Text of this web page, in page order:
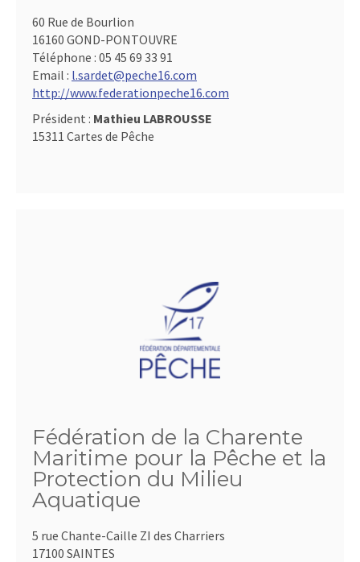
60 Rue de Bourlion
16160 GOND-PONTOUVRE
Téléphone : 05 45 69 33 91
Email : l.sardet@peche16.com
http://www.federationpeche16.com
Président : Mathieu LABROUSSE
15311 Cartes de Pêche
Fédération de la Charente
Maritime pour la Pêche et la
Protection du Milieu
Aquatique
5 rue Chante-Caille ZI des Charriers
17100 SAINTES